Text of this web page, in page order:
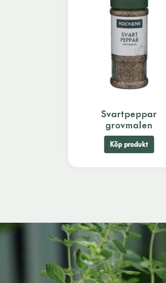
Svartpeppar
grovmalen
Köp produkt